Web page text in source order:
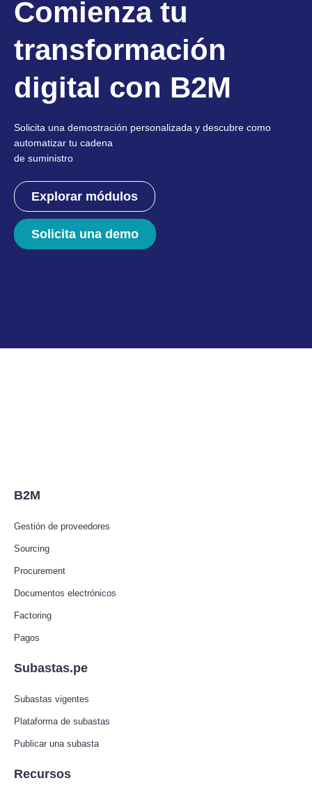
Comienza tu
transformación
digital con B2M
Solicita una demostración personalizada y descubre como
automatizar tu cadena
de suministro
Explorar módulos
Solicita una demo
B2M
Gestión de proveedores
Sourcing
Procurement
Documentos electrónicos
Factoring
Pagos
Subastas.pe
Subastas vigentes
Plataforma de subastas
Publicar una subasta
Recursos